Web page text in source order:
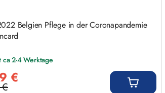
Belgien Pflege in der Coronapandemie
ca 2-4 Werktage
€